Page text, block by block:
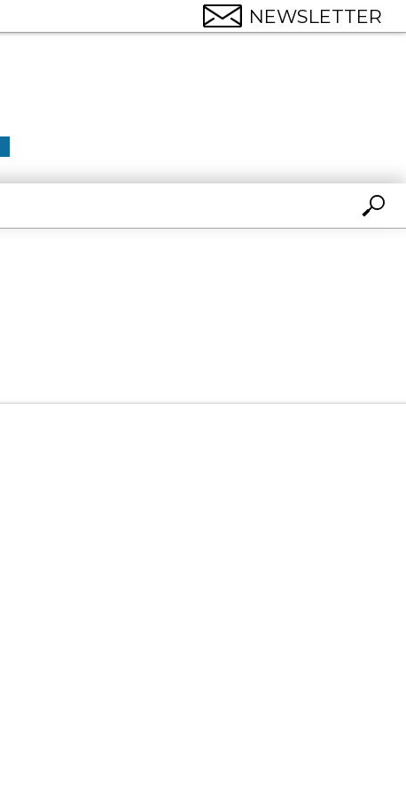
NEWSLETTER